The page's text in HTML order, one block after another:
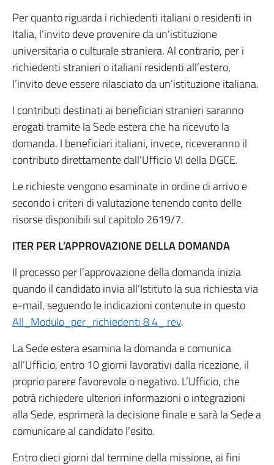
Per quanto riguarda i richiedenti italiani o residenti in
Italia, l’invito deve provenire da un’istituzione
universitaria o culturale straniera. Al contrario, per i
richiedenti stranieri o italiani residenti all’estero,
l’invito deve essere rilasciato da un’istituzione italiana.
I contributi destinati ai beneficiari stranieri saranno
erogati tramite la Sede estera che ha ricevuto la
domanda. I beneficiari italiani, invece, riceveranno il
contributo direttamente dall’Ufficio VI della DGCE.
Le richieste vengono esaminate in ordine di arrivo e
secondo i criteri di valutazione tenendo conto delle
risorse disponibili sul capitolo 2619/7.
ITER PER L’APPROVAZIONE DELLA DOMANDA
Il processo per l’approvazione della domanda inizia
quando il candidato invia all’Istituto la sua richiesta via
e-mail, seguendo le indicazioni contenute in questo
All_Modulo_per_richiedenti 8 4_ rev.
La Sede estera esamina la domanda e comunica
all’Ufficio, entro 10 giorni lavorativi dalla ricezione, il
proprio parere favorevole o negativo. L’Ufficio, che
potrà richiedere ulteriori informazioni o integrazioni
alla Sede, esprimerà la decisione finale e sarà la Sede a
comunicare al candidato l’esito.
Entro dieci giorni dal termine della missione, ai fini